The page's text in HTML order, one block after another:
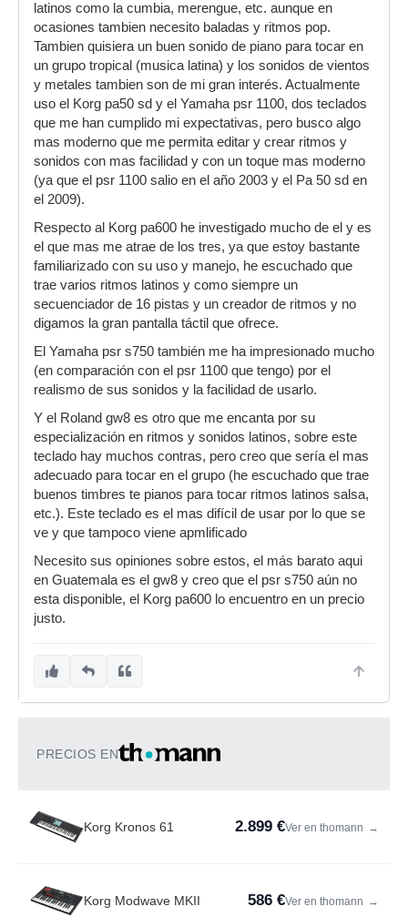
latinos como la cumbia, merengue, etc. aunque en
ocasiones tambien necesito baladas y ritmos pop.
Tambien quisiera un buen sonido de piano para tocar en
un grupo tropical (musica latina) y los sonidos de vientos
y metales tambien son de mi gran interés. Actualmente
uso el Korg pa50 sd y el Yamaha psr 1100, dos teclados
que me han cumplido mi expectativas, pero busco algo
mas moderno que me permita editar y crear ritmos y
sonidos con mas facilidad y con un toque mas moderno
(ya que el psr 1100 salio en el año 2003 y el Pa 50 sd en
el 2009).
Respecto al Korg pa600 he investigado mucho de el y es
el que mas me atrae de los tres, ya que estoy bastante
familiarizado con su uso y manejo, he escuchado que
trae varios ritmos latinos y como siempre un
secuenciador de 16 pistas y un creador de ritmos y no
digamos la gran pantalla táctil que ofrece.
El Yamaha psr s750 también me ha impresionado mucho
(en comparación con el psr 1100 que tengo) por el
realismo de sus sonidos y la facilidad de usarlo.
Y el Roland gw8 es otro que me encanta por su
especialización en ritmos y sonidos latinos, sobre este
teclado hay muchos contras, pero creo que sería el mas
adecuado para tocar en el grupo (he escuchado que trae
buenos timbres te pianos para tocar ritmos latinos salsa,
etc.). Este teclado es el mas difícil de usar por lo que se
ve y que tampoco viene apmlificado
Necesito sus opiniones sobre estos, el más barato aqui
en Guatemala es el gw8 y creo que el psr s750 aún no
esta disponible, el Korg pa600 lo encuentro en un precio
justo.
PRECIOS EN
Korg Kronos 61 2.899 €Ver en thomann →
Korg Modwave MKII 586 €Ver en thomann →